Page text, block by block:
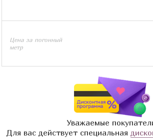
Цена за погонный
метр
Уважаемые
Для вас действует специальная